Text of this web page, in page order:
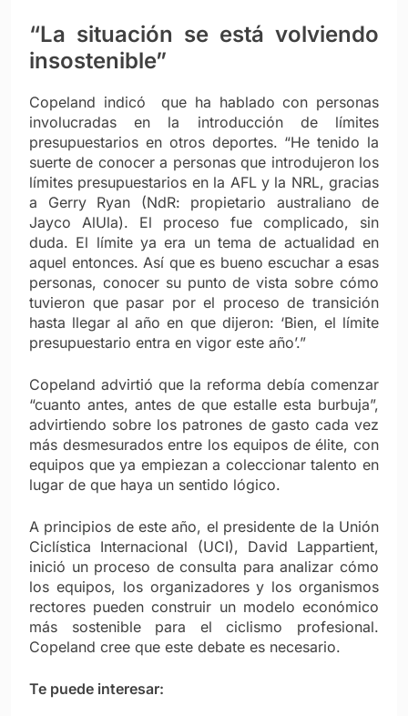
“La situación se está volviendo
insostenible”
Copeland indicó que ha hablado con personas
involucradas en la introducción de límites
presupuestarios en otros deportes. “He tenido la
suerte de conocer a personas que introdujeron los
límites presupuestarios en la AFL y la NRL, gracias
a Gerry Ryan (NdR: propietario australiano de
Jayco AlUla). El proceso fue complicado, sin
duda. El límite ya era un tema de actualidad en
aquel entonces. Así que es bueno escuchar a esas
personas, conocer su punto de vista sobre cómo
tuvieron que pasar por el proceso de transición
hasta llegar al año en que dijeron: ‘Bien, el límite
presupuestario entra en vigor este año’.”
Copeland advirtió que la reforma debía comenzar
“cuanto antes, antes de que estalle esta burbuja”,
advirtiendo sobre los patrones de gasto cada vez
más desmesurados entre los equipos de élite, con
equipos que ya empiezan a coleccionar talento en
lugar de que haya un sentido lógico.
A principios de este año, el presidente de la Unión
Ciclística Internacional (UCI), David Lappartient,
inició un proceso de consulta para analizar cómo
los equipos, los organizadores y los organismos
rectores pueden construir un modelo económico
más sostenible para el ciclismo profesional.
Copeland cree que este debate es necesario.
Te puede interesar: